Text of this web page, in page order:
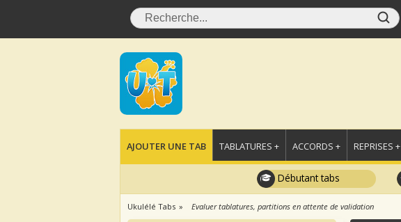
AJOUTER UNE TAB TABLATURES + ACCORDS + REPRISES +
Débutant tabs
Ukulélé Tabs Evaluer tablatures, partitions en attente de validation